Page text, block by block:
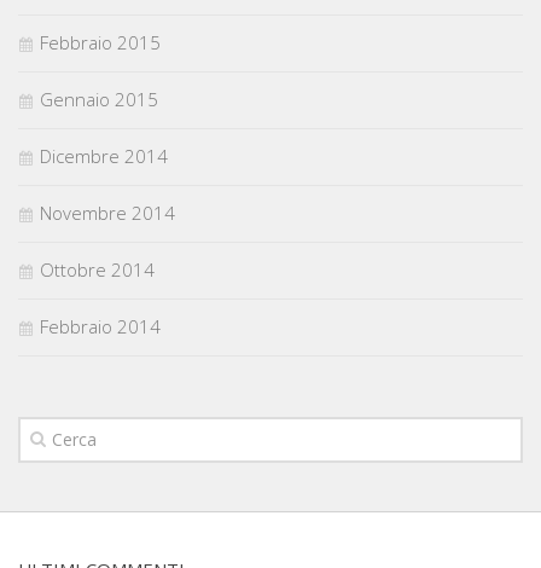
Febbraio 2015
Gennaio 2015
Dicembre 2014
Novembre 2014
Ottobre 2014
Febbraio 2014